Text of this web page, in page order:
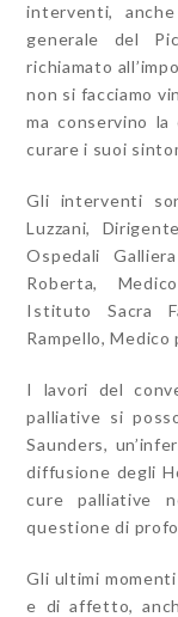
interventi,
generale del
richiamato
non si facciamo
ma conservino
curare i suoi
Gli interventi
Luzzani,
Ospedali
Roberta,
Istituto Sacra
Rampello, Medico
I lavori del
palliative si
Saunders, u
diffusione degli
cure palliative
questione di
Gli ultimi
e di affetto,